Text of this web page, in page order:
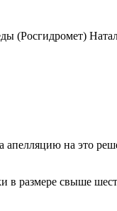
(Росгидромет)
на это
в размере свыше